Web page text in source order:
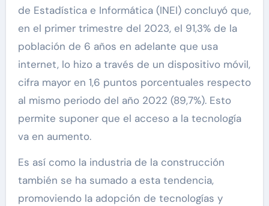
de Estadística e Informática (INEI) concluyó que,
en el primer trimestre del 2023, el 91,3% de la
población de 6 años en adelante que usa
internet, lo hizo a través de un dispositivo móvil,
cifra mayor en 1,6 puntos porcentuales respecto
al mismo periodo del año 2022 (89,7%). Esto
permite suponer que el acceso a la tecnología
va en aumento.
Es así como la industria de la construcción
también se ha sumado a esta tendencia,
promoviendo la adopción de tecnologías y